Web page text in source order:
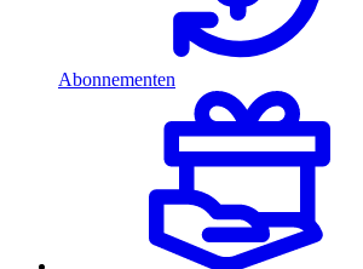
Abonnementen